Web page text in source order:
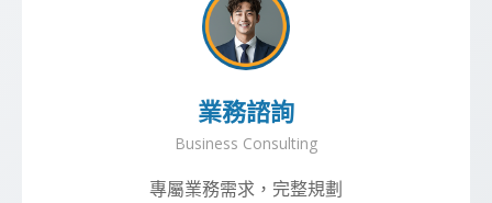
業務諮詢
Business Consulting
專屬業務需求，完整規劃